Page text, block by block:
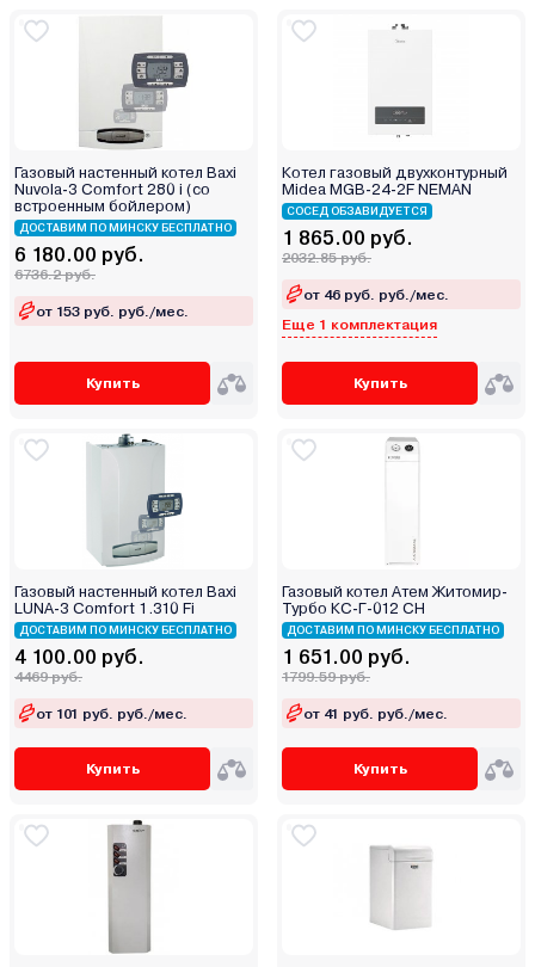
Газовый настенный котел Baxi
Nuvola-3 Comfort 280 i (со
встроенным бойлером)
ДОСТАВИМ ПО МИНСКУ БЕСПЛАТНО
6 180.00 руб.
6736.2 руб.
от 153 руб. руб./мес.
Купить
Котел газовый двухконтурный
Midea MGB-24-2F NEMAN
СОСЕД ОБЗАВИДУЕТСЯ
1 865.00 руб.
2032.85 руб.
от 46 руб. руб./мес.
Еще 1 комплектация
Купить
Газовый настенный котел Baxi
LUNA-3 Comfort 1.310 Fi
ДОСТАВИМ ПО МИНСКУ БЕСПЛАТНО
4 100.00 руб.
4469 руб.
от 101 руб. руб./мес.
Купить
Газовый котел Атем Житомир-
Турбо КС-Г-012 СН
ДОСТАВИМ ПО МИНСКУ БЕСПЛАТНО
1 651.00 руб.
1799.59 руб.
от 41 руб. руб./мес.
Купить